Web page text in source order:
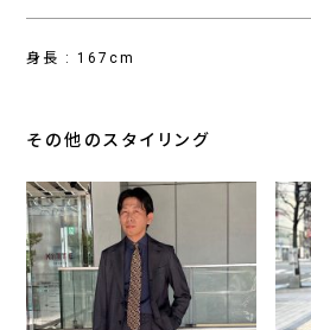
身長 : 167cm
その他のスタイリング